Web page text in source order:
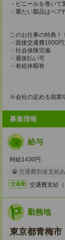
・ビニールを巻いて
・重たい製品はペア
このお仕事の特典！！
・面接交通費1000
・社会保険完備
・週仮払い可
・有給休暇有
※会社の定める就業
募集情報
給与
時給1430円
交通費別途支給
交通費 交通費支給（
勤務地
東京都青梅市